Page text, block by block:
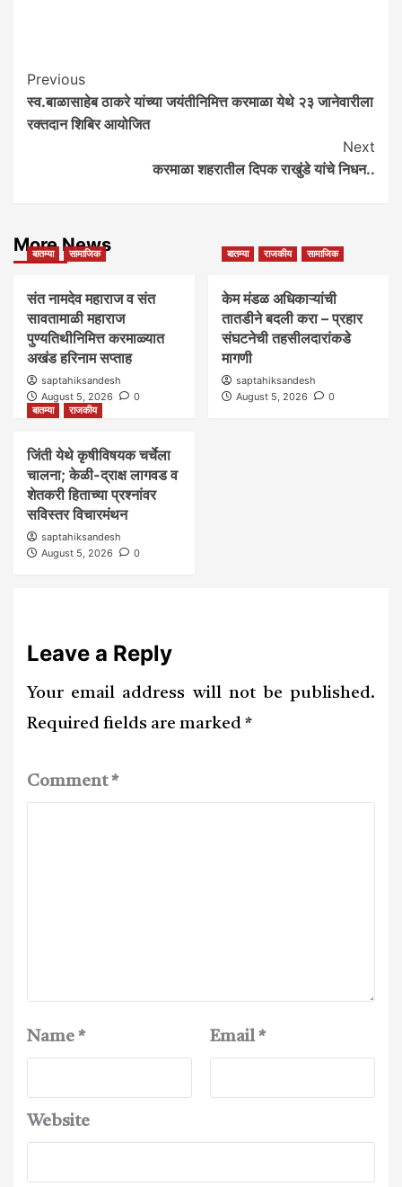
Post
Navigation
Previous
स्व.बाळासाहेब ठाकरे यांच्या जयंतीनिमित्त करमाळा येथे २३ जानेवारीला
रक्तदान शिबिर आयोजित
Next
करमाळा शहरातील दिपक राखुंडे यांचे निधन..
More News
बातम्या सामाजिक
संत नामदेव महाराज व संत
सावतामाळी महाराज
पुण्यतिथीनिमित्त करमाळ्यात
अखंड हरिनाम सप्ताह
saptahiksandesh
August 5, 2026
0
बातम्या राजकीय सामाजिक
केम मंडळ अधिकाऱ्यांची
तातडीने बदली करा – प्रहार
संघटनेची तहसीलदारांकडे
मागणी
saptahiksandesh
August 5, 2026
0
बातम्या
राजकीय
जिंती येथे कृषीविषयक चर्चेला
चालना; केळी-द्राक्ष लागवड व
शेतकरी हिताच्या प्रश्नांवर
सविस्तर विचारमंथन
saptahiksandesh
August 5, 2026
0
Leave a Reply
Your email address will not be published.
Required fields are marked *
Comment*
Name * Email*
Website